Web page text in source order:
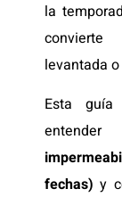
la
levantada
Esta
fechas) y